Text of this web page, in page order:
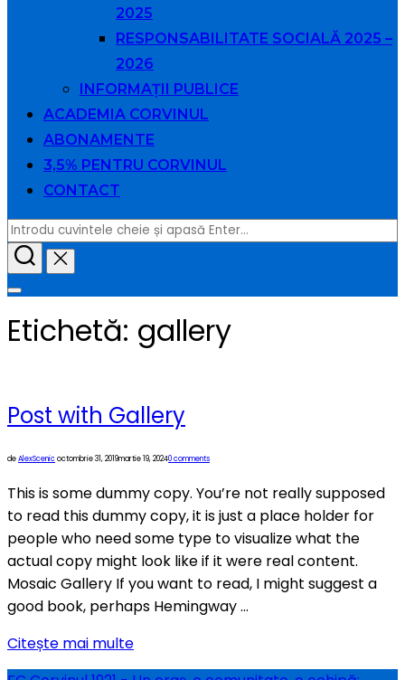
2025
RESPONSABILITATE SOCIALĂ 2025 –
2026
INFORMAȚII PUBLICE
ACADEMIA CORVINUL
ABONAMENTE
3,5% PENTRU CORVINUL
CONTACT
Caută
după:
Comută
la
bara
navigare
Etichetă: gallery
Post with Gallery
deAlexScenicpeoctombrie 31, 2019martie 19, 20240 comments
This is some dummy copy. You’re not really supposed
to read this dummy copy, it is just a place holder for
people who need some type to visualize what the
actual copy might look like if it were real content.
Mosaic Gallery If you want to read, I might suggest a
good book, perhaps Hemingway …
Citește mai multe„Post
with